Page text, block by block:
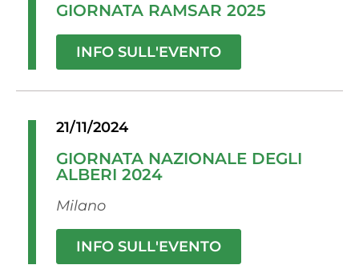
GIORNATA RAMSAR 2025
INFO SULL'EVENTO
21/11/2024
GIORNATA NAZIONALE DEGLI
ALBERI 2024
Milano
INFO SULL'EVENTO